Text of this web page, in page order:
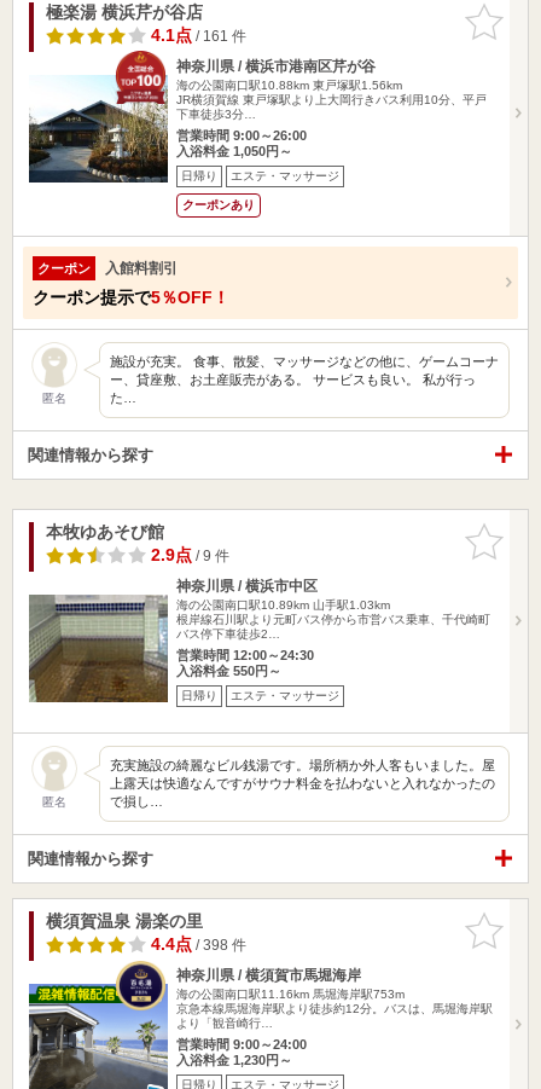
お気に入
りに追加
極楽湯 横浜芹が谷店
4.1点/ 161 件
神奈川県 / 横浜市港南区芹が谷
海の公園南口駅10.88km 東戸塚駅1.56km
JR横須賀線 東戸塚駅より上大岡行きバス利用10分、平戸
下車徒歩3分…
営業時間 9:00～26:00
入浴料金 1,050円～
日帰り エステ・マッサージ
クーポンあり
クーポン 入館料割引
クーポン提示で5％OFF！
匿名
施設が充実。 食事、散髪、マッサージなどの他に、ゲームコーナ
ー、貸座敷、お土産販売がある。 サービスも良い。 私が行っ
た…
関連情報から探す
お気に入
りに追加
本牧ゆあそび館
2.9点/ 9 件
神奈川県 / 横浜市中区
海の公園南口駅10.89km 山手駅1.03km
根岸線石川駅より元町バス停から市営バス乗車、千代崎町
バス停下車徒歩2…
営業時間 12:00～24:30
入浴料金 550円～
日帰り エステ・マッサージ
匿名
充実施設の綺麗なビル銭湯です。場所柄か外人客もいました。屋
上露天は快適なんですがサウナ料金を払わないと入れなかったの
で損し…
関連情報から探す
お気に入
りに追加
横須賀温泉 湯楽の里
4.4点/ 398 件
神奈川県 / 横須賀市馬堀海岸
海の公園南口駅11.16km 馬堀海岸駅753m
京急本線馬堀海岸駅より徒歩約12分。バスは、馬堀海岸駅
より「観音崎行…
営業時間 9:00～24:00
入浴料金 1,230円～
日帰り エステ・マッサージ